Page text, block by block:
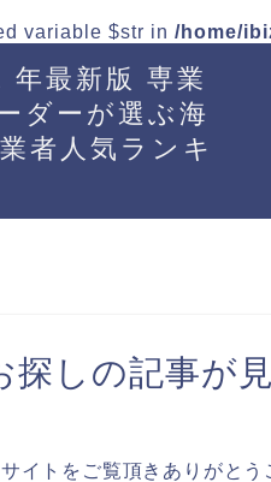
variable $str in /home/
年最新版 専業
ダーが選ぶ海
者人気ランキ
探しの記事が
イトをご覧頂きありがとう